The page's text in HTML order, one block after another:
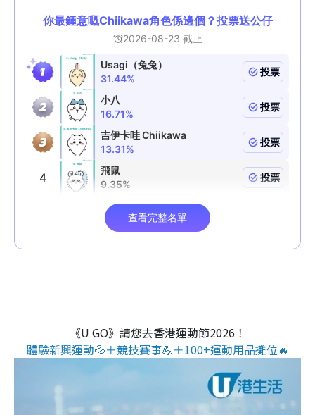
《U GO》請您去香港運動節2026！
體驗新興運動💦＋競技賽事💪＋100+運動用品攤位🔥